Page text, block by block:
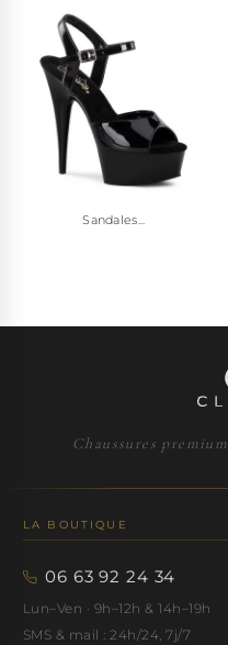
Sandales...
Chaussures
LA BOUTIQUE
06 63 92 24 34
Lun–Ven · 9h–12h & 14h–19h
SMS & mail : 24h/24, 7j/7